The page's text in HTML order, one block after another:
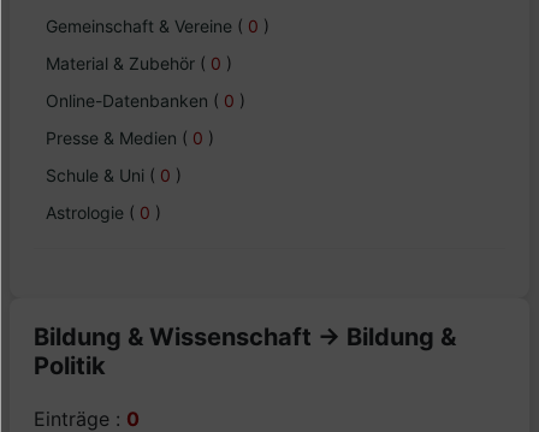
Gemeinschaft & Vereine ( 0 )
Material & Zubehör ( 0 )
Online-Datenbanken ( 0 )
Presse & Medien ( 0 )
Schule & Uni ( 0 )
Astrologie ( 0 )
Bildung & Wissenschaft -> Bildung &
Politik
Einträge : 0